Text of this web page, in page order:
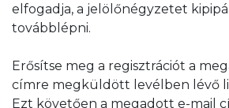
elfogadja, a jelölőnégyzetet
továbblépni.
Erősítse meg a regisztrációt a
címre megküldött levélben lévő
Ezt követően a megadott e-mail